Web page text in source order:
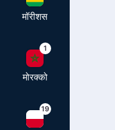
मॉरीशस
1
मोरक्को
19